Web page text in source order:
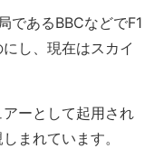
であるBBCなどでF1
し、現在はスカイ
ーとして起用され
まれています。